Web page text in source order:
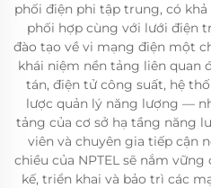
phối điện phi tập trung, có
phối hợp cùng với lưới điện
đào tạo về vi mạng điện một
khái niệm nền tảng liên quan
tán, điện tử công suất, hệ
lược quản lý năng lượng —
tảng của cơ sở hạ tầng năng
viên và chuyên gia tiếp cận
chiều của NPTEL sẽ nắm
kế, triển khai và bảo trì các